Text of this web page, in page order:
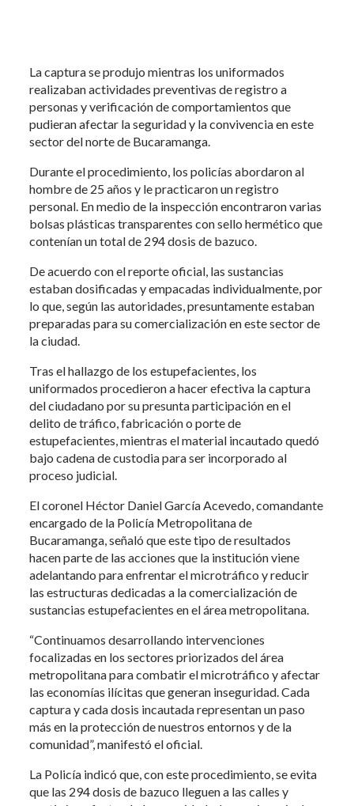
La captura se produjo mientras los uniformados
realizaban actividades preventivas de registro a
personas y verificación de comportamientos que
pudieran afectar la seguridad y la convivencia en este
sector del norte de Bucaramanga.
Durante el procedimiento, los policías abordaron al
hombre de 25 años y le practicaron un registro
personal. En medio de la inspección encontraron varias
bolsas plásticas transparentes con sello hermético que
contenían un total de 294 dosis de bazuco.
De acuerdo con el reporte oficial, las sustancias
estaban dosificadas y empacadas individualmente, por
lo que, según las autoridades, presuntamente estaban
preparadas para su comercialización en este sector de
la ciudad.
Tras el hallazgo de los estupefacientes, los
uniformados procedieron a hacer efectiva la captura
del ciudadano por su presunta participación en el
delito de tráfico, fabricación o porte de
estupefacientes, mientras el material incautado quedó
bajo cadena de custodia para ser incorporado al
proceso judicial.
El coronel Héctor Daniel García Acevedo, comandante
encargado de la Policía Metropolitana de
Bucaramanga, señaló que este tipo de resultados
hacen parte de las acciones que la institución viene
adelantando para enfrentar el microtráfico y reducir
las estructuras dedicadas a la comercialización de
sustancias estupefacientes en el área metropolitana.
“Continuamos desarrollando intervenciones
focalizadas en los sectores priorizados del área
metropolitana para combatir el microtráfico y afectar
las economías ilícitas que generan inseguridad. Cada
captura y cada dosis incautada representan un paso
más en la protección de nuestros entornos y de la
comunidad”, manifestó el oficial.
La Policía indicó que, con este procedimiento, se evita
que las 294 dosis de bazuco lleguen a las calles y